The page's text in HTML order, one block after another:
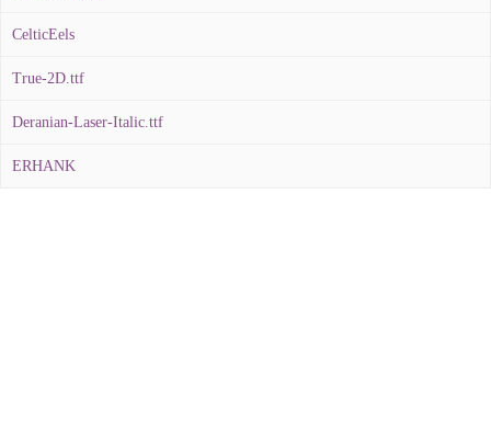
CelticEels
True-2D.ttf
Deranian-Laser-Italic.ttf
ERHANK